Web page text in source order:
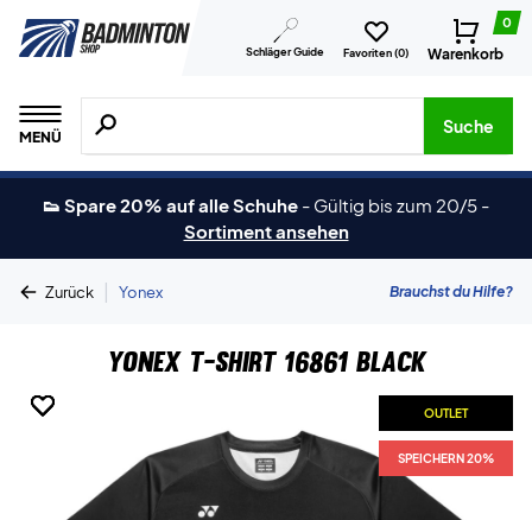
Schläger Guide Favoriten (0)
0
Warenkorb
MENÜ
Suche nach Produkten, Marken usw.
Suche
👟 Spare 20% auf alle Schuhe - Gültig bis zum 20/5 -
Sortiment ansehen
Zurück | Yonex Brauchst du Hilfe?
Yonex T-shirt 16861 Black
OUTLET
SPEICHERN 20%
OUTLET
SPEICHERN 20%
OUTLET
SPEICHERN 20%
OUTLET
SPEICHERN 20%
OUTLET
SPEICHERN 20%